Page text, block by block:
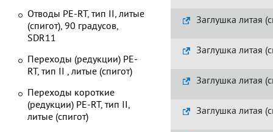
Заглушка литая
Заглушка литая
Заглушка литая
Заглушка литая
Отводы PE-RT, тип II, литые
(спигот), 90 градусов,
SDR11
Переходы (редукции) PE-
RT, тип II , литые (спигот)
Переходы короткие
(редукции) PE-RT, тип II,
литые (спигот)